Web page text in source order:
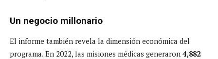
Un negocio millonario
El informe también revela la dimensión económica del
programa. En 2022, las misiones médicas generaron 4,882